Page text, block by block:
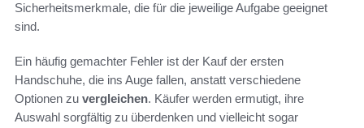
Sicherheitsmerkmale, die für die jeweilige Aufgabe geeignet
sind.
Ein häufig gemachter Fehler ist der Kauf der ersten
Handschuhe, die ins Auge fallen, anstatt verschiedene
Optionen zu vergleichen. Käufer werden ermutigt, ihre
Auswahl sorgfältig zu überdenken und vielleicht sogar